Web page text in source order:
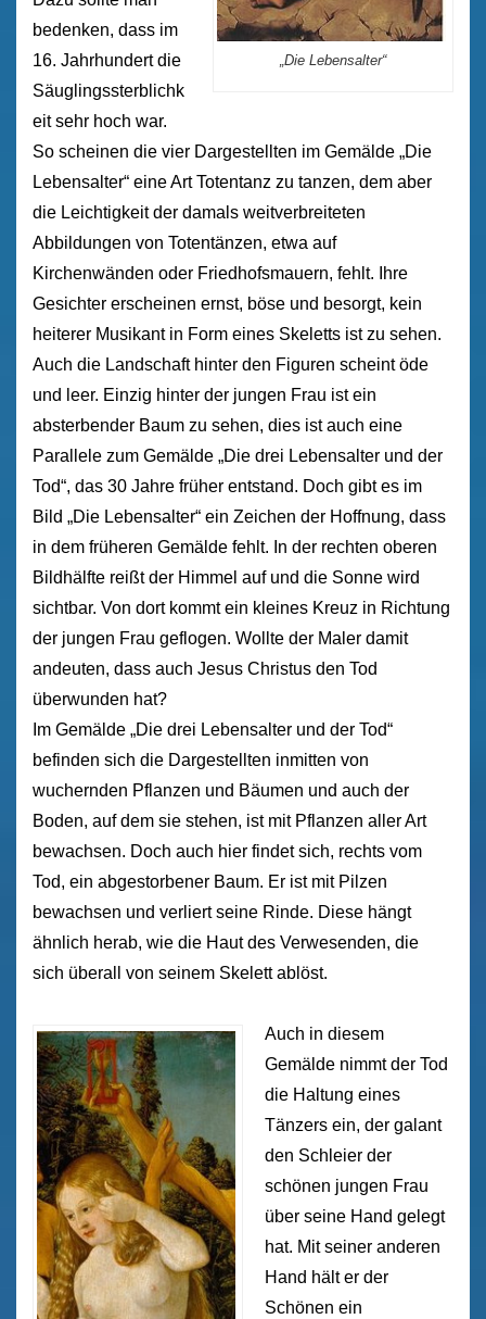
„Die Lebensalter“
bedenken, dass im
16. Jahrhundert die
Säuglingssterblichk
eit sehr hoch war.
So scheinen die vier Dargestellten im Gemälde „Die
Lebensalter“ eine Art Totentanz zu tanzen, dem aber
die Leichtigkeit der damals weitverbreiteten
Abbildungen von Totentänzen, etwa auf
Kirchenwänden oder Friedhofsmauern, fehlt. Ihre
Gesichter erscheinen ernst, böse und besorgt, kein
heiterer Musikant in Form eines Skeletts ist zu sehen.
Auch die Landschaft hinter den Figuren scheint öde
und leer. Einzig hinter der jungen Frau ist ein
absterbender Baum zu sehen, dies ist auch eine
Parallele zum Gemälde „Die drei Lebensalter und der
Tod“, das 30 Jahre früher entstand. Doch gibt es im
Bild „Die Lebensalter“ ein Zeichen der Hoffnung, dass
in dem früheren Gemälde fehlt. In der rechten oberen
Bildhälfte reißt der Himmel auf und die Sonne wird
sichtbar. Von dort kommt ein kleines Kreuz in Richtung
der jungen Frau geflogen. Wollte der Maler damit
andeuten, dass auch Jesus Christus den Tod
überwunden hat?
Im Gemälde „Die drei Lebensalter und der Tod“
befinden sich die Dargestellten inmitten von
wuchernden Pflanzen und Bäumen und auch der
Boden, auf dem sie stehen, ist mit Pflanzen aller Art
bewachsen. Doch auch hier findet sich, rechts vom
Tod, ein abgestorbener Baum. Er ist mit Pilzen
bewachsen und verliert seine Rinde. Diese hängt
ähnlich herab, wie die Haut des Verwesenden, die
sich überall von seinem Skelett ablöst.
Auch in diesem
Gemälde nimmt der Tod
die Haltung eines
Tänzers ein, der galant
den Schleier der
schönen jungen Frau
über seine Hand gelegt
hat. Mit seiner anderen
Hand hält er der
Schönen ein